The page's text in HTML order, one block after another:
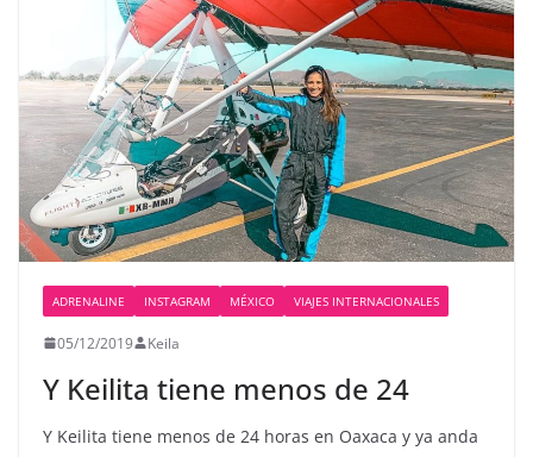
ADRENALINE INSTAGRAM MÉXICO VIAJES INTERNACIONALES
05/12/2019 Keila
Y Keilita tiene menos de 24
Y Keilita tiene menos de 24 horas en Oaxaca y ya anda